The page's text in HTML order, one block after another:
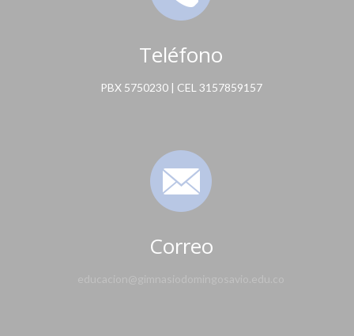
Teléfono
PBX 5750230 | CEL 3157859157
Correo